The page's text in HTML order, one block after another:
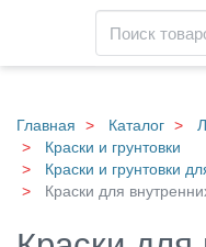
main
content
Главная Каталог
Краски и грунтовки
Краски и грунтовки
Краски для